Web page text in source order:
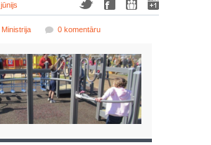
0 komentāru